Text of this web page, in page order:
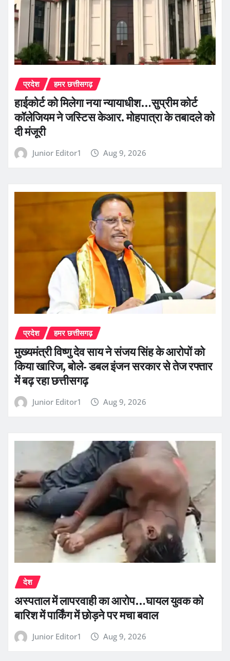
प्रदेश हमर छत्तीसगढ़
हाईकोर्ट को मिलेगा नया न्यायाधीश…सुप्रीम कोर्ट
कॉलेजियम ने जस्टिस केआर. मोहपात्रा के तबादले को
दी मंजूरी
Junior Editor1 Aug 9, 2026
प्रदेश हमर छत्तीसगढ़
मुख्यमंत्री विष्णु देव साय ने संजय सिंह के आरोपों को
किया खारिज, बोले- डबल इंजन सरकार से तेज रफ्तार
में बढ़ रहा छत्तीसगढ़
Junior Editor1 Aug 9, 2026
देश
अस्पताल में लापरवाही का आरोप…घायल युवक को
बारिश में पार्किंग में छोड़ने पर मचा बवाल
Junior Editor1 Aug 9, 2026